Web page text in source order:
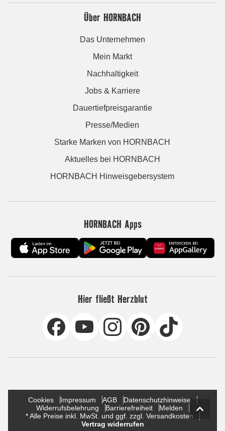
Über HORNBACH
Das Unternehmen
Mein Markt
Nachhaltigkeit
Jobs & Karriere
Dauertiefpreisgarantie
Presse/Medien
Starke Marken von HORNBACH
Aktuelles bei HORNBACH
HORNBACH Hinweisgebersystem
HORNBACH Apps
Hier fließt Herzblut
Cookies Impressum AGB
Datenschutzhinweise
Widerrufsbelehrung
Barrierefreiheit
Melden
* Alle Preise inkl. MwSt. und ggf. zzgl. Versandkosten
Vertrag widerrufen